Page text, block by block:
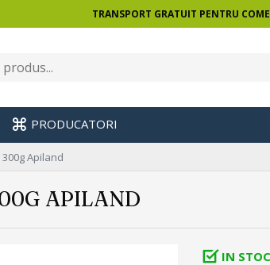
TRANSPORT GRATUIT PENTRU
PRODUCATORI
Apiland
APILAND
IN STOC